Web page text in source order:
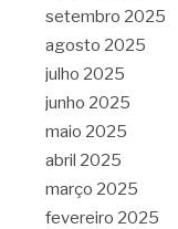
setembro 2025
agosto 2025
julho 2025
junho 2025
maio 2025
abril 2025
março 2025
fevereiro 2025